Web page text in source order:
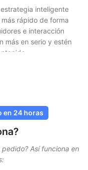
inteligente
rápido de forma
e interacción
más en serio y estén
lo primero.Nunca
Nuestros
más naturales
protegida.
en 24 horas
Así funciona en